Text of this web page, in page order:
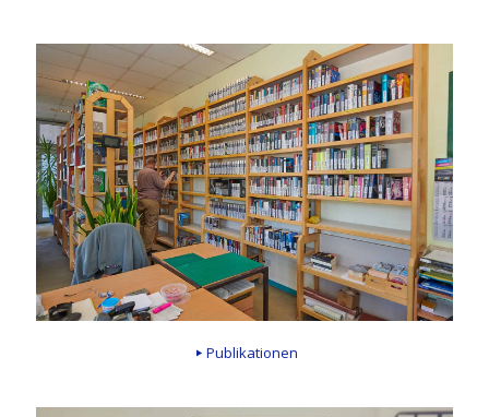
Publikationen